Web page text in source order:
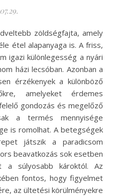
étel alapanyaga is. A friss,
igazi különlegesség a nyári
házi lecsóban. Azonban a
érzékenyek a különböző
amelyeket érdemes
gondozás és megelőző
a termés mennyisége
is romolhat. A betegségek
játszik a paradicsom
beavatkozás sok esetben
a súlyosabb károktól. Az
fontos, hogy figyelmet
az ültetési körülményekre